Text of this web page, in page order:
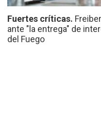
Fuertes críticas.
ante "la entrega" de
del Fuego